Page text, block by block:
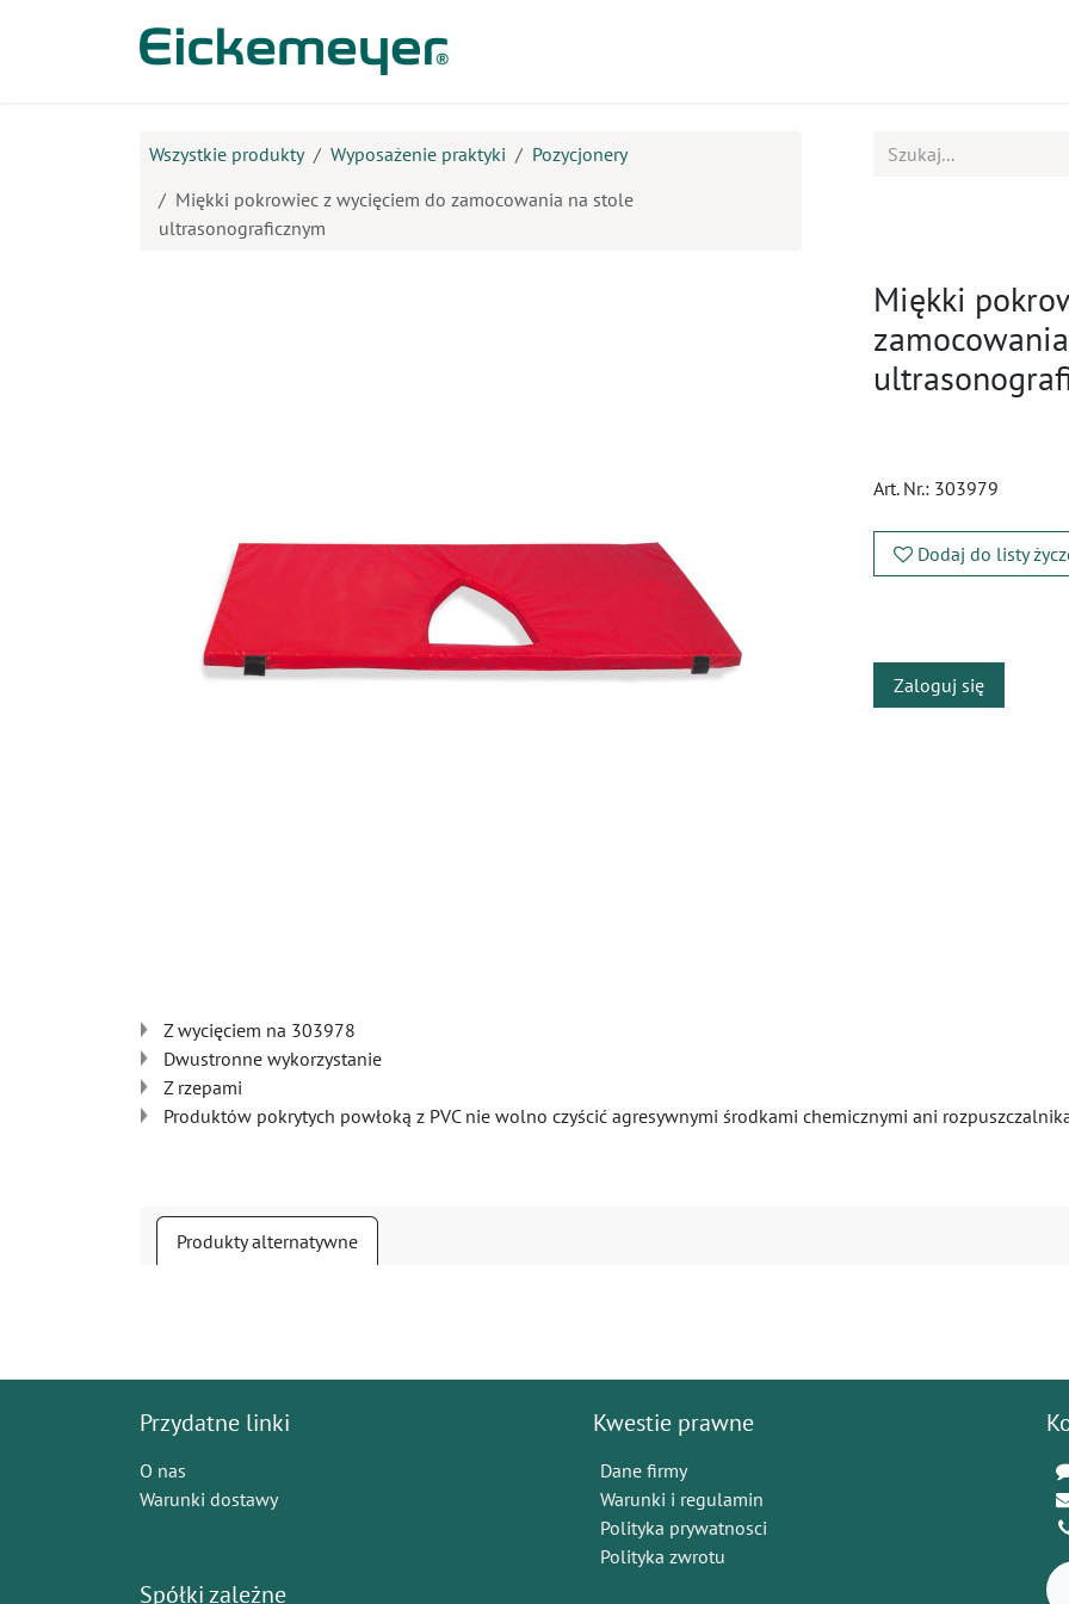
Wszystkie produkty Wyposażenie praktyki
Pozycjonery
Miękki pokrowiec z wycięciem do zamocowania na stole
ultrasonograficznym
Miękki
Art. Nr.: 303979
Dodaj do listy
Zaloguj się
Z wycięciem na 303978
Dwustronne wykorzystanie
Z rzepami
Produktów pokrytych powłoką z PVC nie wolno czyścić agresywnymi środkami chemicznymi ani
Produkty alternatywne
Przydatne linki
O nas
Warunki dostawy
Spółki zależne
Kwestie prawne
Dane firmy
Warunki i regulamin
Polityka prywatnosci
Polityka zwrotu